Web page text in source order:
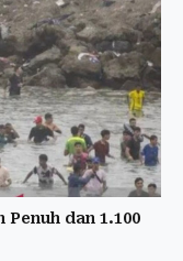
dan 1.100